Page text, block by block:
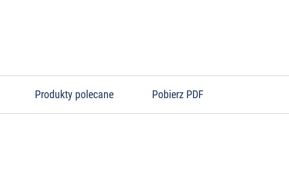
Produkty polecane Pobierz PDF